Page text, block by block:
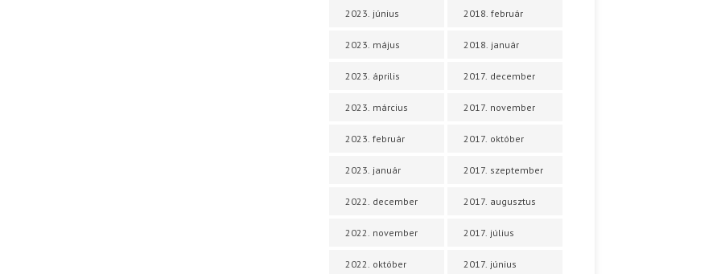
2023. június
2023. május
2023. április
2023. március
2023. február
2023. január
2022. december
2022. november
2022. október
2018. február
2018. január
2017. december
2017. november
2017. október
2017. szeptember
2017. augusztus
2017. július
2017. június